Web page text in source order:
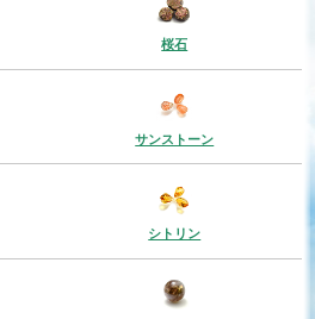
桜石
サンストーン
シトリン